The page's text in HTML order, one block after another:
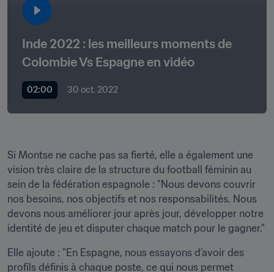
Inde 2022 : les meilleurs moments de
Colombie Vs Espagne en vidéo
02:00 30 oct. 2022
Si Montse ne cache pas sa fierté, elle a également une
vision très claire de la structure du football féminin au
sein de la fédération espagnole : "Nous devons couvrir
nos besoins, nos objectifs et nos responsabilités. Nous
devons nous améliorer jour après jour, développer notre
Elle ajoute : "En Espagne, nous essayons d’avoir des
profils définis à chaque poste, ce qui nous permet